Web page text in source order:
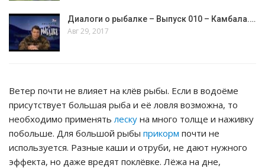
Диалоги о рыбалке – Выпуск 010 – Камбала.…
Авг 29, 2017
Ветер почти не влияет на клёв рыбы. Если в водоёме
присутствует большая рыба и её ловля возможна, то
необходимо применять леску на много толще и наживку
побольше. Для большой рыбы прикорм почти не
используется. Разные каши и отруби, не дают нужного
эффекта, но даже вредят поклёвке. Лёжа на дне,